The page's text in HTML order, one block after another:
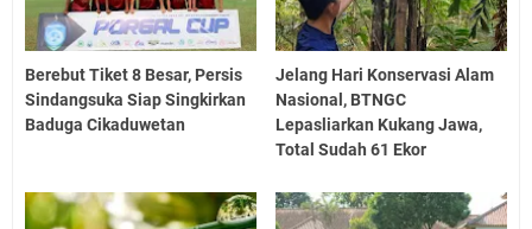
Berebut Tiket 8 Besar, Persis
Sindangsuka Siap Singkirkan
Baduga Cikaduwetan
Jelang Hari Konservasi Alam
Nasional, BTNGC
Lepasliarkan Kukang Jawa,
Total Sudah 61 Ekor